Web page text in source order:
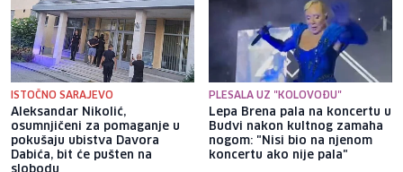
ISTOČNO SARAJEVO
Aleksandar Nikolić,
osumnjičeni za pomaganje u
pokušaju ubistva Davora
Dabića, bit će pušten na
slobodu
PLESALA UZ "KOLOVOĐU"
Lepa Brena pala na koncertu u
Budvi nakon kultnog zamaha
nogom: "Nisi bio na njenom
koncertu ako nije pala"